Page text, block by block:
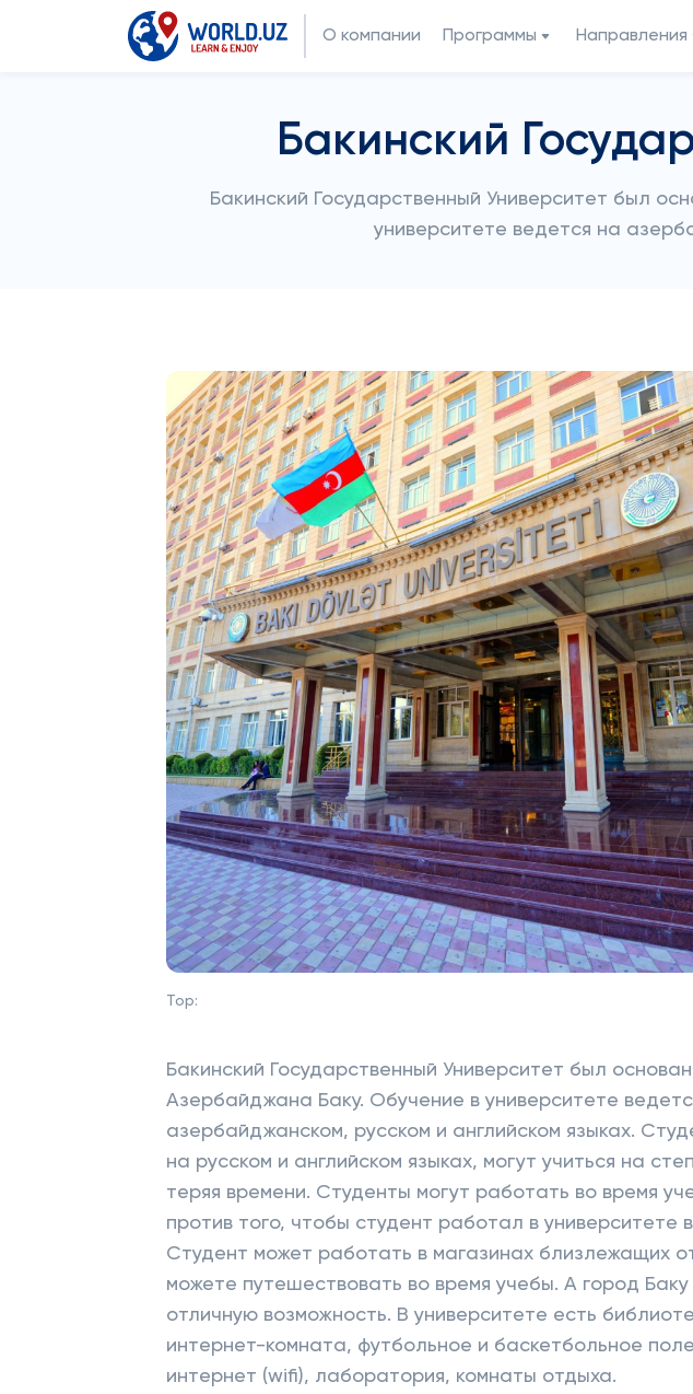
О компании Программы Направления
Бакинский
Бакинский Государственный Университет был
университете ведется на
Top:
Бакинский Государственный Университет был основан
Азербайджана Баку. Обучение в университете
азербайджанском, русском и английском языках.
на русском и английском языках, могут учиться на
теряя времени. Студенты могут работать во время
против того, чтобы студент работал в университете
Студент может работать в магазинах близлежащих
можете путешествовать во время учебы. А город
отличную возможность. В университете есть
интернет-комната, футбольное и баскетбольное
интернет (wifi), лаборатория, комнаты отдыха.